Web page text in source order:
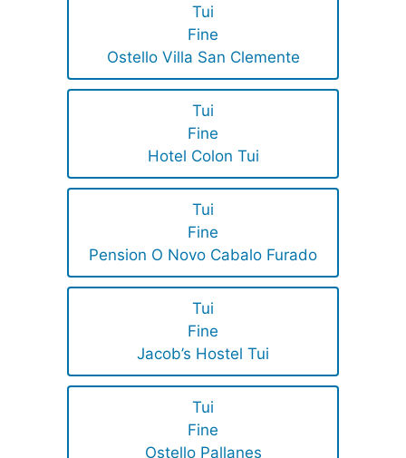
Tui
Fine
Ostello Villa San Clemente
Tui
Fine
Hotel Colon Tui
Tui
Fine
Pension O Novo Cabalo Furado
Tui
Fine
Jacob’s Hostel Tui
Tui
Fine
Ostello Pallanes